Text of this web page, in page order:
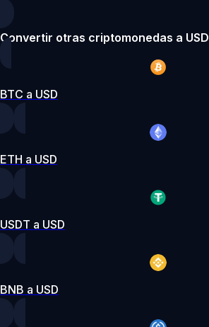
Convertir otras criptomonedas a USD
BTC a USD
ETH a USD
USDT a USD
BNB a USD